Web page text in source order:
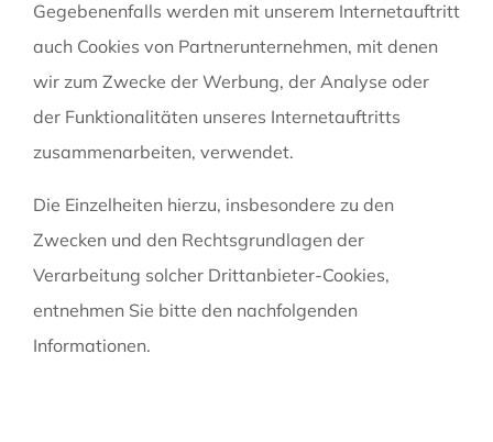
Gegebenenfalls werden mit unserem Internetauftritt
auch Cookies von Partnerunternehmen, mit denen
wir zum Zwecke der Werbung, der Analyse oder
der Funktionalitäten unseres Internetauftritts
zusammenarbeiten, verwendet.
Die Einzelheiten hierzu, insbesondere zu den
Zwecken und den Rechtsgrundlagen der
Verarbeitung solcher Drittanbieter-Cookies,
entnehmen Sie bitte den nachfolgenden
Informationen.